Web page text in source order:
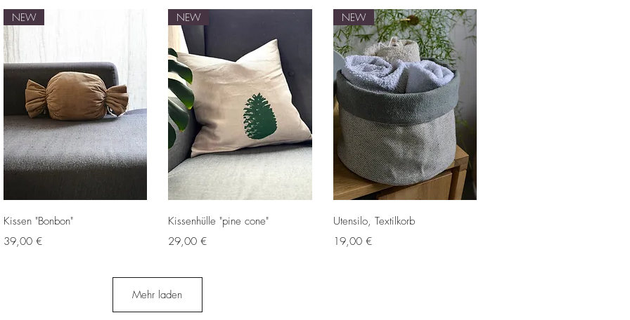
Schnellansicht
NEW
Kissen "Bonbon"
Preis
39,00 €
Schnellansicht
NEW
Kissenhülle "pine cone"
Preis
29,00 €
Schnellansicht
NEW
Utensilo, Textilkorb
Preis
19,00 €
Mehr laden